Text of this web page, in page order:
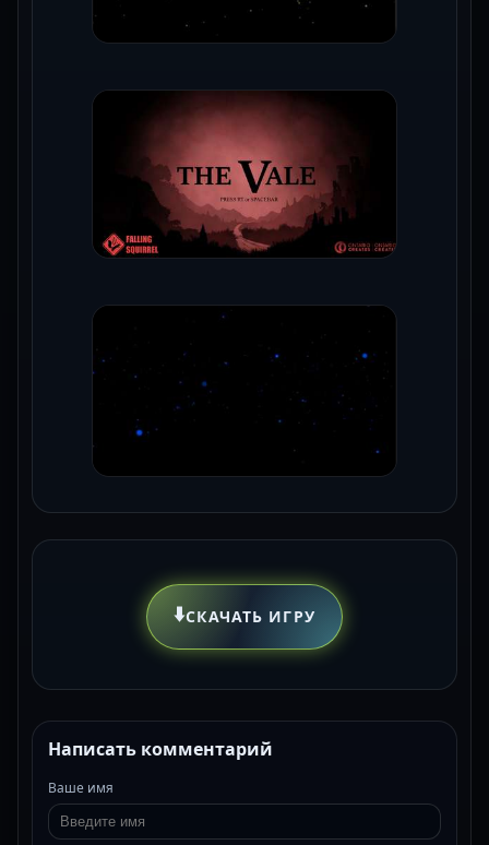
⬇️СКАЧАТЬ ИГРУ
Написать комментарий
Ваше имя